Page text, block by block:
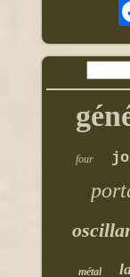
four
métal